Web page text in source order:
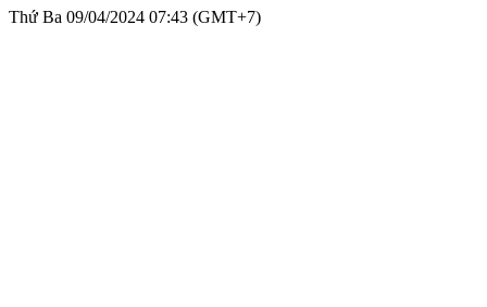
Thứ Ba 09/04/2024 07:43 (GMT+7)